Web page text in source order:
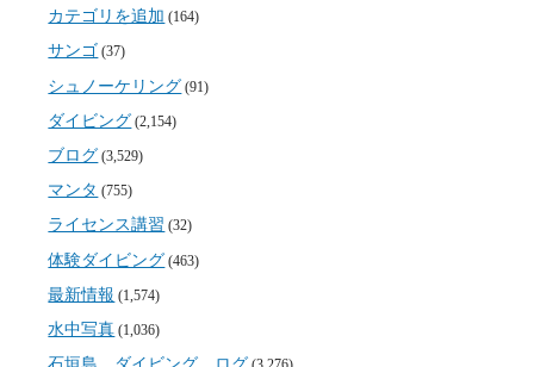
カテゴリを追加 (164)
サンゴ (37)
シュノーケリング (91)
ダイビング (2,154)
ブログ (3,529)
マンタ (755)
ライセンス講習 (32)
体験ダイビング (463)
最新情報 (1,574)
水中写真 (1,036)